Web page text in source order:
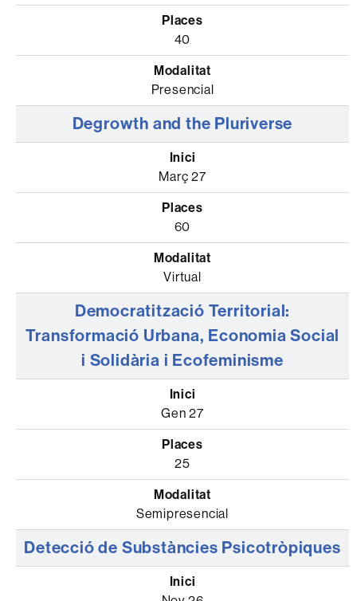
40
Presencial
Degrowth and the Pluriverse
Març 27
60
Virtual
Democratització Territorial:
Transformació Urbana, Economia Social
i Solidària i Ecofeminisme
Gen 27
25
Semipresencial
Detecció de Substàncies Psicotròpiques